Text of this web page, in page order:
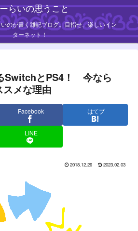
らいの思うこと
のが書く雑記ブログ。目指せ、楽しいイン
ターネット！
SwitchとPS4！ 今なら
メな理由
Facebook はてブ
LINE
2018.12.29 2023.02.03